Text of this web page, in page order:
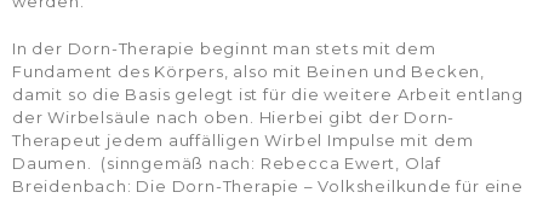
In der Dorn-Therapie beginnt man stets mit dem
Fundament des Körpers, also mit Beinen und Becken,
damit so die Basis gelegt ist für die weitere Arbeit entlang
der Wirbelsäule nach oben. Hierbei gibt der Dorn-
Therapeut jedem auffälligen Wirbel Impulse mit dem
Daumen. (sinngemäß nach: Rebecca Ewert, Olaf
Breidenbach: Die Dorn-Therapie – Volksheilkunde für eine